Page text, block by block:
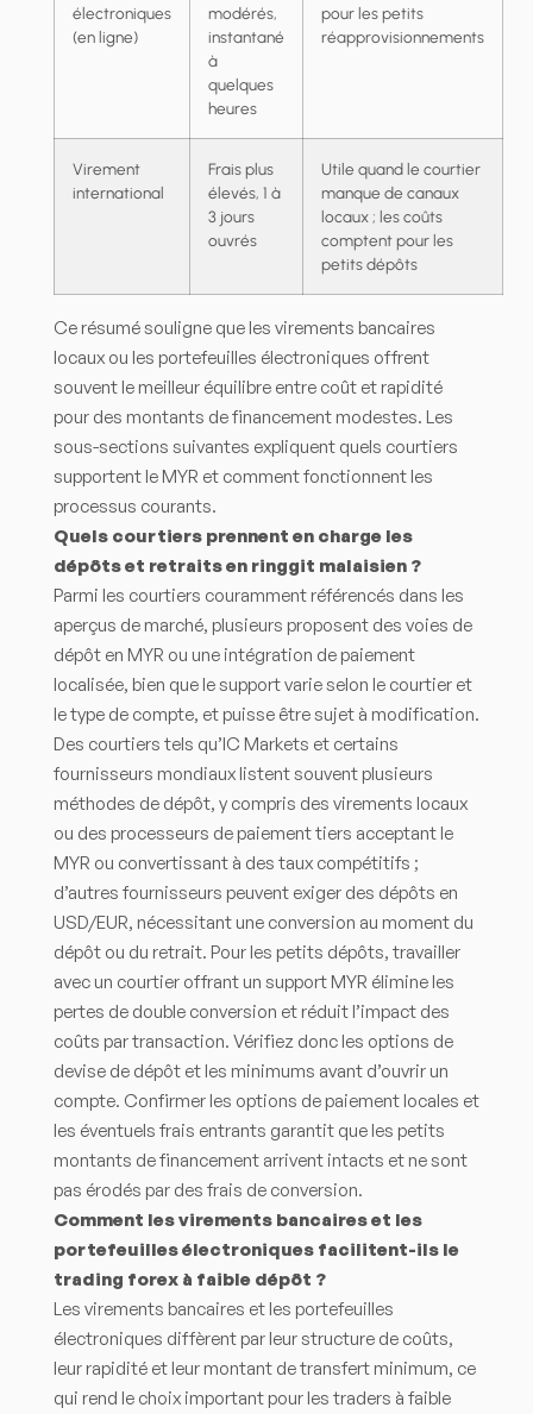
électroniques
(en ligne)
modérés,
instantané
à
quelques
heures
pour les petits
réapprovisionnements
Virement
international
Frais plus
élevés, 1 à
3 jours
ouvrés
Utile quand le courtier
manque de canaux
locaux ; les coûts
comptent pour les
petits dépôts
Ce résumé souligne que les virements bancaires
locaux ou les portefeuilles électroniques offrent
souvent le meilleur équilibre entre coût et rapidité
pour des montants de financement modestes. Les
sous-sections suivantes expliquent quels courtiers
supportent le MYR et comment fonctionnent les
processus courants.
Quels courtiers prennent en charge les
dépôts et retraits en ringgit malaisien ?
Parmi les courtiers couramment référencés dans les
aperçus de marché, plusieurs proposent des voies de
dépôt en MYR ou une intégration de paiement
localisée, bien que le support varie selon le courtier et
le type de compte, et puisse être sujet à modification.
Des courtiers tels qu’IC Markets et certains
fournisseurs mondiaux listent souvent plusieurs
méthodes de dépôt, y compris des virements locaux
ou des processeurs de paiement tiers acceptant le
MYR ou convertissant à des taux compétitifs ;
d’autres fournisseurs peuvent exiger des dépôts en
USD/EUR, nécessitant une conversion au moment du
dépôt ou du retrait. Pour les petits dépôts, travailler
avec un courtier offrant un support MYR élimine les
pertes de double conversion et réduit l’impact des
coûts par transaction. Vérifiez donc les options de
devise de dépôt et les minimums avant d’ouvrir un
compte. Confirmer les options de paiement locales et
les éventuels frais entrants garantit que les petits
montants de financement arrivent intacts et ne sont
pas érodés par des frais de conversion.
Comment les virements bancaires et les
portefeuilles électroniques facilitent-ils le
trading forex à faible dépôt ?
Les virements bancaires et les portefeuilles
électroniques diffèrent par leur structure de coûts,
leur rapidité et leur montant de transfert minimum, ce
qui rend le choix important pour les traders à faible